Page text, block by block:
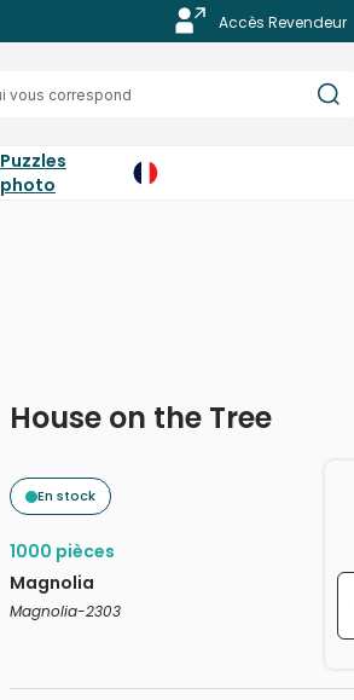
Accès Revendeur
Puzzles
photo
House on the Tree
En stock
1000 pièces
Magnolia
Magnolia-2303